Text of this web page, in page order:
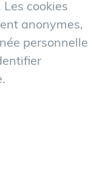
cookies
anonymes,
personnelle